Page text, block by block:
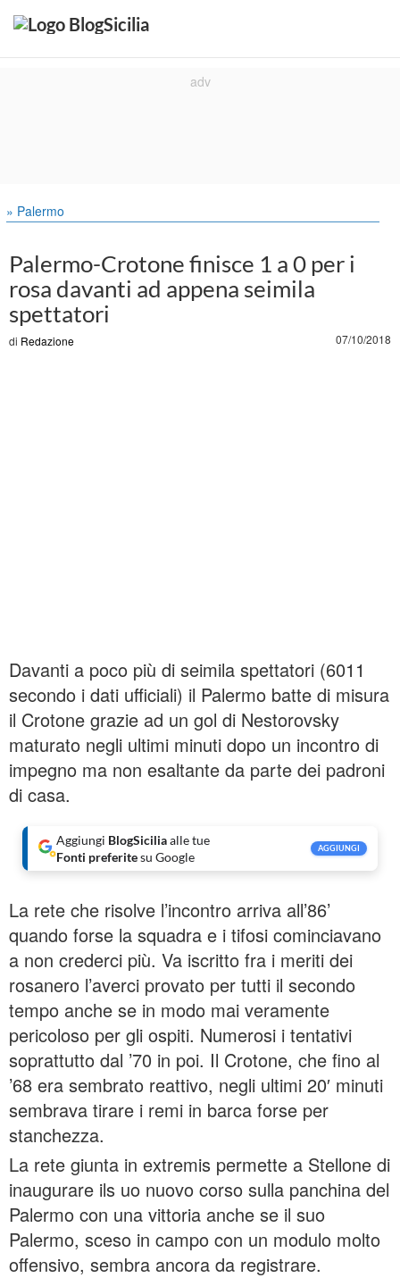
» Palermo
Palermo-Crotone finisce 1 a 0 per i
rosa davanti ad appena seimila
spettatori
di Redazione 07/10/2018
Davanti a poco più di seimila spettatori (6011
secondo i dati ufficiali) il Palermo batte di misura
il Crotone grazie ad un gol di Nestorovsky
maturato negli ultimi minuti dopo un incontro di
impegno ma non esaltante da parte dei padroni
di casa.
Aggiungi BlogSiciliaalle tue
Fonti preferitesu Google
AGGIUNGI
La rete che risolve l’incontro arriva all’86’
quando forse la squadra e i tifosi cominciavano
a non crederci più. Va iscritto fra i meriti dei
rosanero l’averci provato per tutti il secondo
tempo anche se in modo mai veramente
pericoloso per gli ospiti. Numerosi i tentativi
soprattutto dal ’70 in poi. Il Crotone, che fino al
’68 era sembrato reattivo, negli ultimi 20′ minuti
sembrava tirare i remi in barca forse per
stanchezza.
La rete giunta in extremis permette a Stellone di
inaugurare ils uo nuovo corso sulla panchina del
Palermo con una vittoria anche se il suo
Palermo, sceso in campo con un modulo molto
offensivo, sembra ancora da registrare.